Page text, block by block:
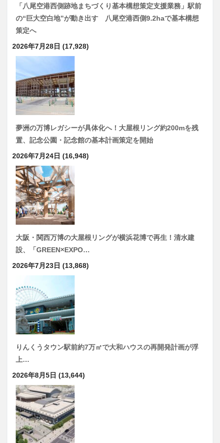
「八尾空港西側跡地まちづくり基本構想策定支援業務」駅前
の“巨大空白地”が動き出す 八尾空港西側9.2haで基本構想
策定へ
2026年7月28日 (17,928)
夢洲の万博レガシーが具体化へ！大屋根リング約200mを残
置、記念公園・記念館の基本計画策定を開始
2026年7月24日 (16,948)
大阪・関西万博の大屋根リングが横浜花博で再生！清水建
設、「GREEN×EXPO…
2026年7月23日 (13,868)
りんくうタウン駅前約7万㎡で大和ハウスの再開発計画が浮
上…
2026年8月5日 (13,644)